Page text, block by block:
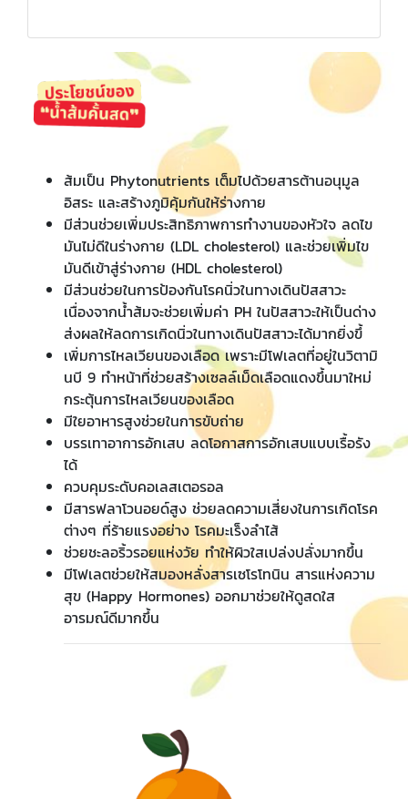
ส้มเป็น Phytonutrients เต็มไปด้วยสารต้านอนุมูล
อิสระ และสร้างภูมิคุ้มกันให้ร่างกาย
มีส่วนช่วยเพิ่มประสิทธิภาพการทำงานของหัวใจ ลดไข
มันไม่ดีในร่างกาย (LDL cholesterol) และช่วยเพิ่มไข
มันดีเข้าสู่ร่างกาย (HDL cholesterol)
มีส่วนช่วยในการป้องกันโรคนิ่วในทางเดินปัสสาวะ
เนื่องจากน้ำส้มจะช่วยเพิ่มค่า PH ในปัสสาวะให้เป็นด่าง
ส่งผลให้ลดการเกิดนิ่วในทางเดินปัสสาวะได้มากยิ่งขึ้
​​​​​​​เพิ่มการไหลเวียนของเลือด เพราะมีโฟเลตที่อยู่ในวิตามิ
นบี 9 ทำหน้าที่ช่วยสร้างเซลล์เม็ดเลือดแดงขึ้นมาใหม่
กระตุ้นการไหลเวียนของเลือด
​​​​​​​มีใยอาหารสูงช่วยในการขับถ่าย
​​​​​​​บรรเทาอาการอักเสบ ลดโอกาสการอักเสบแบบเรื้อรัง
ได้
​​​​​​​ควบคุมระดับคอเลสเตอรอล
​​​​​​​มีสารฟลาโวนอยด์สูง ช่วยลดความเสี่ยงในการเกิดโรค
ต่างๆ ที่ร้ายแรงอย่าง โรคมะเร็งลำไส้
​​​​​​​ช่วยชะลอริ้วรอยแห่งวัย ทำให้ผิวใสเปล่งปลั่งมากขึ้น
​​​​​​​มีโฟเลตช่วยให้สมองหลั่งสารเซโรโทนิน สารแห่งความ
สุข (Happy Hormones) ออกมาช่วยให้ดูสดใส
อารมณ์ดีมากขึ้น